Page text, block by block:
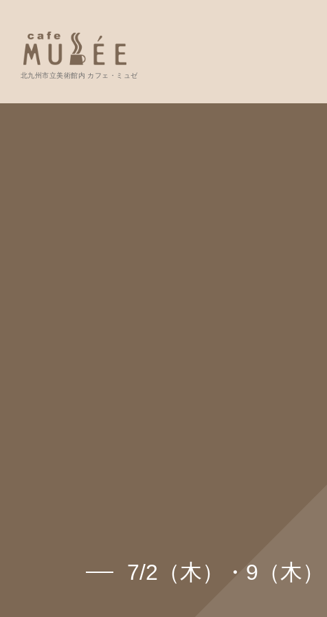
北九州市立美術館内 カフェ・ミュゼ
7/2（木）・9（木